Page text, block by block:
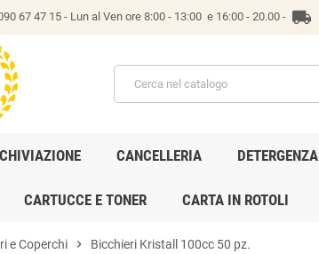
67 47 15 - Lun al Ven ore 8:00 - 13:00 e 16:00 - 20.00 - local_shipping
CANCELLERIA DETERGENZA
CARTUCCE E TONER CARTA IN ROTOLI
e Coperchi chevron_right Bicchieri Kristall 100cc 50 pz.